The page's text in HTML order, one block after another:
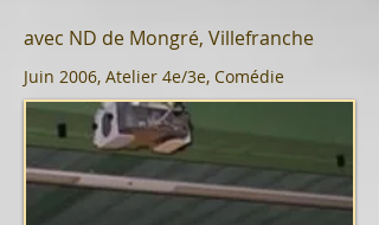
avec ND de Mongré, Villefranche
Juin 2006, Atelier 4e/3e, Comédie